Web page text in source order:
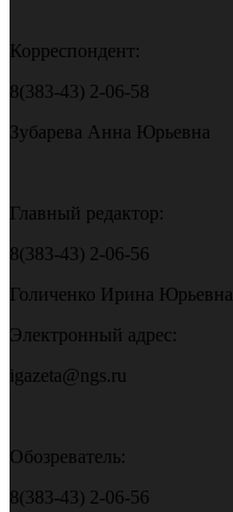
Корреспондент:
8(383-43) 2-06-58
Зубарева Анна Юрьевна
Главный редактор:
8(383-43) 2-06-56
Голиченко Ирина Юрьевна
Электронный адрес:
igazeta@ngs.ru
Обозреватель:
8(383-43) 2-06-56